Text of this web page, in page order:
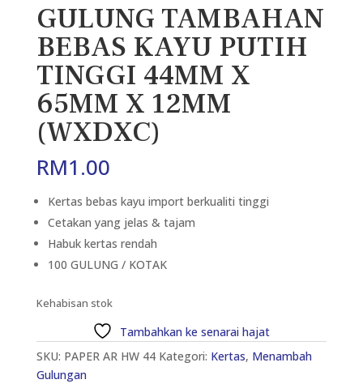
GULUNG TAMBAHAN
BEBAS KAYU PUTIH
TINGGI 44MM X
65MM X 12MM
(WXDXC)
RM1.00
Kertas bebas kayu import berkualiti tinggi
Cetakan yang jelas & tajam
Habuk kertas rendah
100 GULUNG / KOTAK
Kehabisan stok
Tambahkan ke senarai hajat
SKU: PAPER AR HW 44 Kategori: Kertas, Menambah
Gulungan